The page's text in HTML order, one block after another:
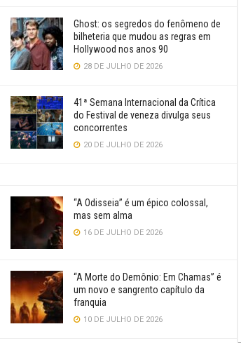
Ghost: os segredos do fenômeno de
bilheteria que mudou as regras em
Hollywood nos anos 90
28 DE JULHO DE 2026
41ª Semana Internacional da Crítica
do Festival de veneza divulga seus
concorrentes
20 DE JULHO DE 2026
“A Odisseia” é um épico colossal,
mas sem alma
16 DE JULHO DE 2026
“A Morte do Demônio: Em Chamas” é
um novo e sangrento capítulo da
franquia
10 DE JULHO DE 2026